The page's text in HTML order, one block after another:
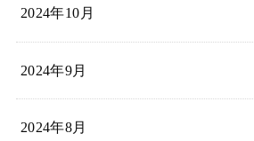
2024年10月
2024年9月
2024年8月